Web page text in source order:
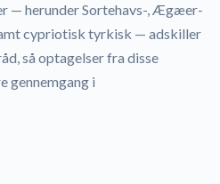
— herunder Sortehavs-, Ægæer-
cypriotisk tyrkisk — adskiller
så optagelser fra disse
gennemgang i